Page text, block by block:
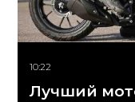
10:22
Лучший